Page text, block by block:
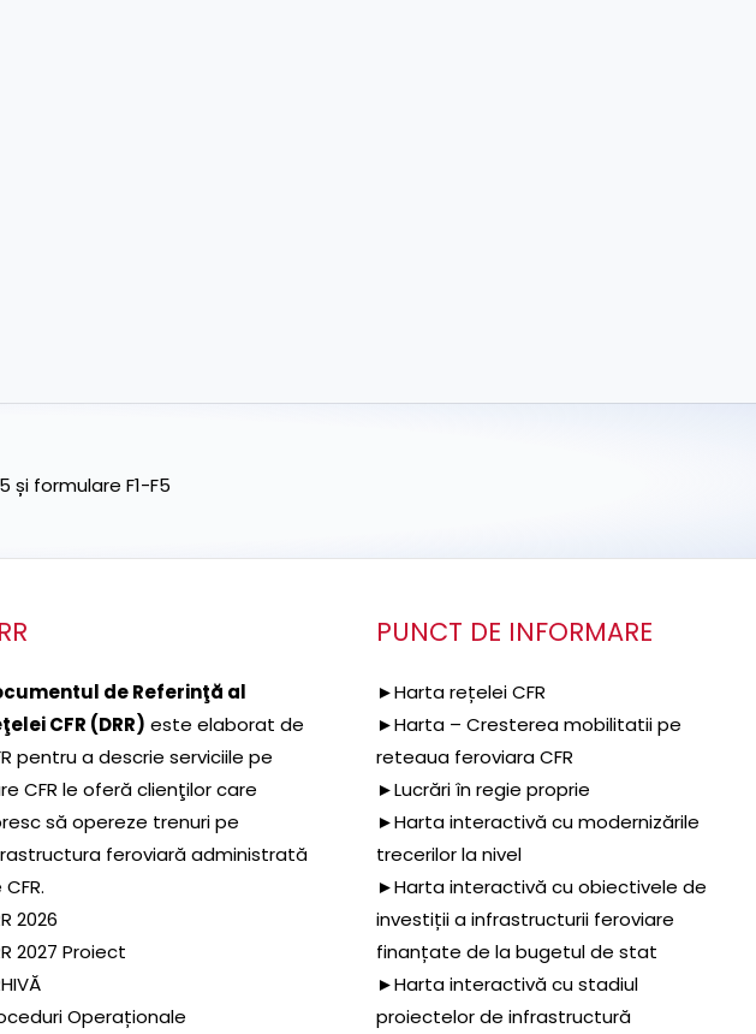
și formulare F1-F5
de Referinţă al
CFR (DRR) este elaborat de
pentru a descrie serviciile pe
CFR le oferă clienţilor care
să opereze trenuri pe
feroviară administrată
2026
2027 Proiect
Operaționale
PUNCT DE INFORMARE
►Harta rețelei CFR
►Harta – Cresterea mobilitatii pe
reteaua feroviara CFR
►Lucrări în regie proprie
►Harta interactivă cu modernizările
trecerilor la nivel
►Harta interactivă cu obiectivele de
investiții a infrastructurii feroviare
finanțate de la bugetul de stat
►Harta interactivă cu stadiul
proiectelor de infrastructură